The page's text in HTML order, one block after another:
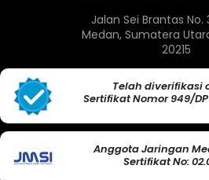
Jalan Sei Brantas
Medan, Sumatera
20215
Telah diverifikasi
Sertifikat Nomor 949/
Anggota Jaringan
Sertifikat No: